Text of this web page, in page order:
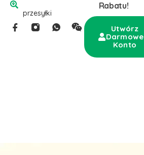
przesyłki
Rabatu!
Utwórz
Darmowe
Konto